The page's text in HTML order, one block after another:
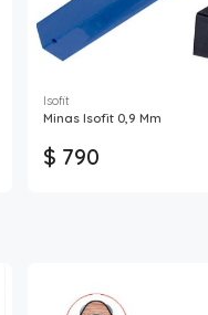
Isofit
Minas Isofit 0,9 Mm
$ 790